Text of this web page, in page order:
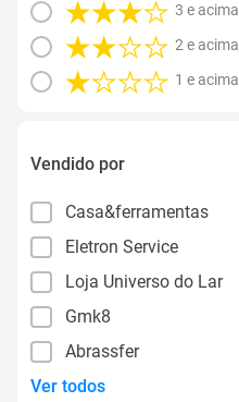
3 e acima
2 e acima
1 e acima
Vendido por
Casa&ferramentas
Eletron Service
Loja Universo do Lar
Gmk8
Abrassfer
Ver todos